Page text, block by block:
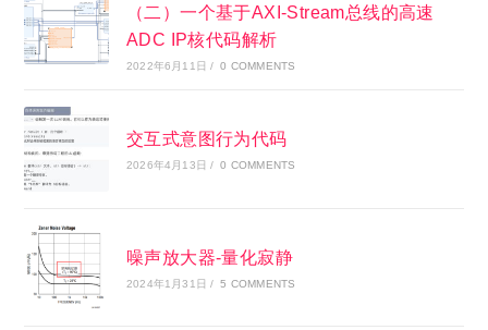
（二）一个基于AXI-Stream总线的高速
ADC IP核代码解析
2022年6月11日 / 0 COMMENTS
交互式意图行为代码
2026年4月13日 / 0 COMMENTS
噪声放大器-量化寂静
2024年1月31日 / 5 COMMENTS